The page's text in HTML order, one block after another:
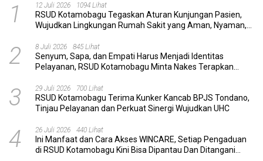
1 12 Juli 2026 1094 Lihat
RSUD Kotamobagu Tegaskan Aturan Kunjungan Pasien,
Wujudkan Lingkungan Rumah Sakit yang Aman, Nyaman,
2 8 Juli 2026 845 Lihat
Senyum, Sapa, dan Empati Harus Menjadi Identitas
Pelayanan, RSUD Kotamobagu Minta Nakes Terapkan
3 29 Juli 2026 700 Lihat
RSUD Kotamobagu Terima Kunker Kancab BPJS Tondano,
Tinjau Pelayanan dan Perkuat Sinergi Wujudkan UHC
4 26 Juli 2026 440 Lihat
Ini Manfaat dan Cara Akses WINCARE, Setiap Pengaduan
di RSUD Kotamobagu Kini Bisa Dipantau Dan Ditangani